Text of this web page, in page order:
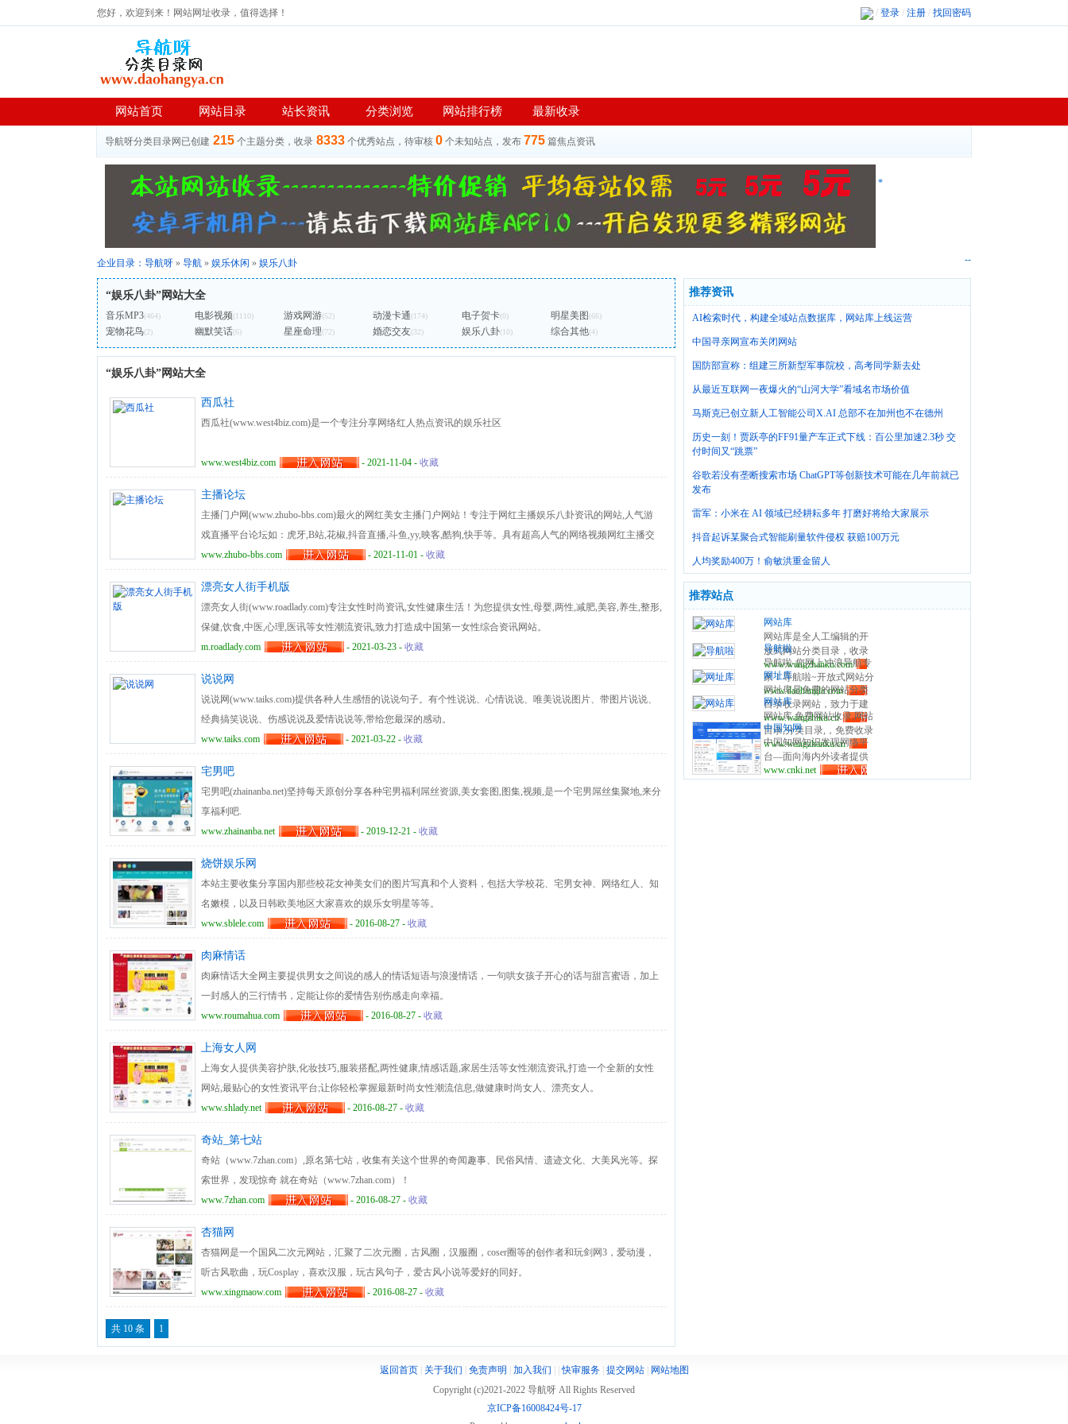
您好，欢迎到来！网站网址收录，值得选择！ / 登录 / 注册 / 找回密码
网站首页 网站目录 站长资讯 分类浏览 网站排行榜 最新收录
导航呀分类目录网已创建 215 个主题分类，收录 8333 个优秀站点，待审核 0 个未知站点，发布 775 篇焦点资讯
*
--
企业目录： 导航呀 » 导航 » 娱乐休闲 » 娱乐八卦
“娱乐八卦”网站大全
音乐MP3(464) 电影视频(1110) 游戏网游(52) 动漫卡通(174) 电子贺卡(0) 明星美图(66)
宠物花鸟(2) 幽默笑话(6) 星座命理(72) 婚恋交友(32) 娱乐八卦(10) 综合其他(4)
“娱乐八卦”网站大全
西瓜社
西瓜社(www.west4biz.com)是一个专注分享网络红人热点资讯的娱乐社区
www.west4biz.com - 2021-11-04 - 收藏
主播论坛
主播门户网(www.zhubo-bbs.com)最火的网红美女主播门户网站！专注于网红主播娱乐八卦资讯的网站,人气游
戏直播平台论坛如：虎牙,B站,花椒,抖音直播,斗鱼,yy,映客,酷狗,快手等。具有超高人气的网络视频网红主播交
流娱乐网站,主播论坛网提供最近热门的主播网红信息.我们提供各大平台网红主播动态，让广大粉丝了解你喜
www.zhubo-bbs.com - 2021-11-01 - 收藏
漂亮女人街手机版
漂亮女人街(www.roadlady.com)专注女性时尚资讯,女性健康生活！为您提供女性,母婴,两性,减肥,美容,养生,整形,
保健,饮食,中医,心理,医讯等女性潮流资讯,致力打造成中国第一女性综合资讯网站。
m.roadlady.com
- 2021-03-23 - 收藏
说说网
说说网(www.taiks.com)提供各种人生感悟的说说句子。有个性说说、心情说说、唯美说说图片、带图片说说、
经典搞笑说说、伤感说说及爱情说说等,带给您最深的感动。
www.taiks.com
- 2021-03-22 - 收藏
宅男吧
宅男吧(zhainanba.net)坚持每天原创分享各种宅男福利屌丝资源,美女套图,图集,视频,是一个宅男屌丝集聚地,来分
享福利吧.
www.zhainanba.net
- 2019-12-21 - 收藏
烧饼娱乐网
本站主要收集分享国内那些校花女神美女们的图片写真和个人资料，包括大学校花、宅男女神、网络红人、知
名嫩模，以及日韩欧美地区大家喜欢的娱乐女明星等等。
www.sblele.com
- 2016-08-27 - 收藏
肉麻情话
肉麻情话大全网主要提供男女之间说的感人的情话短语与浪漫情话，一句哄女孩子开心的话与甜言蜜语，加上
一封感人的三行情书，定能让你的爱情告别伤感走向幸福。
www.roumahua.com
- 2016-08-27 - 收藏
上海女人网
上海女人提供美容护肤,化妆技巧,服装搭配,两性健康,情感话题,家居生活等女性潮流资讯,打造一个全新的女性
网站,最贴心的女性资讯平台;让你轻松掌握最新时尚女性潮流信息,做健康时尚女人、漂亮女人。
www.shlady.net
- 2016-08-27 - 收藏
奇站_第七站
奇站（www.7zhan.com）,原名第七站，收集有关这个世界的奇闻趣事、民俗风情、遗迹文化、大美风光等。探
索世界，发现惊奇 就在奇站（www.7zhan.com）！
www.7zhan.com
- 2016-08-27 - 收藏
杏猫网
杏猫网是一个国风二次元网站，汇聚了二次元圈，古风圈，汉服圈，coser圈等的创作者和玩剑网3，爱动漫，
听古风歌曲，玩Cosplay，喜欢汉服，玩古风句子，爱古风小说等爱好的同好。
www.xingmaow.com
- 2016-08-27 - 收藏
共 10 条 1
推荐资讯
AI检索时代，构建全域站点数据库，网站库上线运营
中国寻亲网宣布关闭网站
国防部宣称：组建三所新型军事院校，高考同学新去处
从最近互联网一夜爆火的“山河大学”看域名市场价值
马斯克已创立新人工智能公司X.AI 总部不在加州也不在德州
历史一刻！贾跃亭的FF91量产车正式下线：百公里加速2.3秒 交
付时间又“跳票”
谷歌若没有垄断搜索市场 ChatGPT等创新技术可能在几年前就已
发布
雷军：小米在 AI 领域已经耕耘多年 打磨好将给大家展示
抖音起诉某聚合式智能刷量软件侵权 获赔100万元
人均奖励400万！俞敏洪重金留人
推荐站点
网站库
网站库是全人工编辑的开
放式网站分类目录，收录
国内外、各行业优秀网
站，旨在为用户提供更全
面的网站分类目录检索、
优秀网站参考、网站推广
服务、网站黄页、网上娱
乐冲浪导航网站。
www.wangzhanku.com
导航啦
导航啦-您网上冲浪导航专
家！导航啦~开放式网站分
类目录导航平台，收集国
内外、各行业优秀正规网
站,全人工编辑收录，为百
度、谷歌、有道、搜狗、
必应等搜索引擎提供索引
参考, 同时也是站长推广网
站值得信任选择的平台。
www.daohangla.com
网址库
网址库是免费的网站分类
目录收录网站，致力于建
立全面的网址库平台：免
费收录网站、网址；收录
国内外各行业优秀的网站
网址,让你轻松畅游互联
网，找到您想要的网站、
www.wangzhiku.cn
网站库
网站库,免费网站收录,网站
目录,分类目录,，免费收录
国内外、各行业优秀网
站。
www.wangzhanku.cn
中国知网
中国知网知识发现网络平
台—面向海内外读者提供
中国学术文献、外文文
www.cnki.net
返回首页| 关于我们 免责声明 加入我们 |快审服务| 提交网站|
网站地图
Copyright (c)2021-2022 导航呀 All Rights Reserved
京ICP备16008424号-17